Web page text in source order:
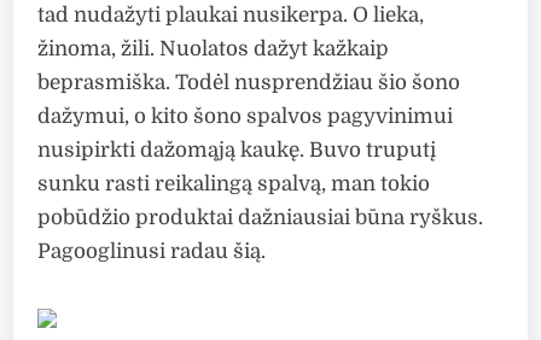
tad nudažyti plaukai nusikerpa. O lieka,
žinoma, žili. Nuolatos dažyt kažkaip
beprasmiška. Todėl nusprendžiau šio šono
dažymui, o kito šono spalvos pagyvinimui
nusipirkti dažomąją kaukę. Buvo truputį
sunku rasti reikalingą spalvą, man tokio
pobūdžio produktai dažniausiai būna ryškus.
Pagooglinusi radau šią.